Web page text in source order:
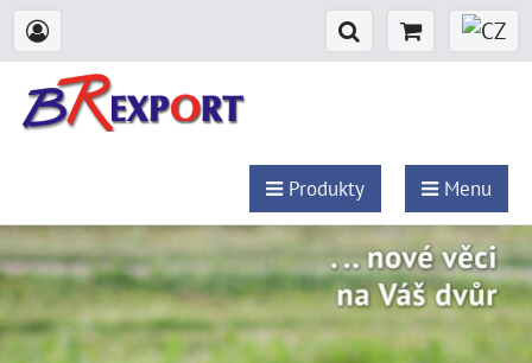
Produkty Menu